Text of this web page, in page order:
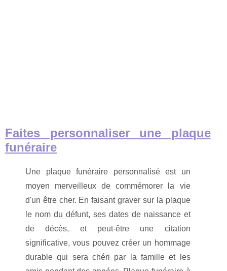
Faites personnaliser une plaque
funéraire
Une plaque funéraire personnalisé est un
moyen merveilleux de commémorer la vie
d'un être cher. En faisant graver sur la plaque
le nom du défunt, ses dates de naissance et
de décès, et peut-être une citation
significative, vous pouvez créer un hommage
durable qui sera chéri par la famille et les